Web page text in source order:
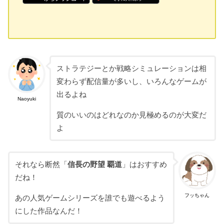
Naoyuki
ストラテジーとか戦略シミュレーションは相
変わらず配信量が多いし、いろんなゲームが
出るよね
質のいいのはどれなのか見極めるのが大変だ
よ
フッちゃん
それなら断然「 信長の野望 覇道」はおすすめ
だね！
あの人気ゲームシリーズを誰でも遊べるよう
にした作品なんだ！